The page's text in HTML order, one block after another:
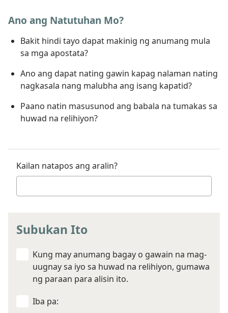
Ano ang Natutuhan Mo?
Bakit hindi tayo dapat makinig ng anumang mula
sa mga apostata?
Ano ang dapat nating gawin kapag nalaman nating
nagkasala nang malubha ang isang kapatid?
Paano natin masusunod ang babala na tumakas sa
huwad na relihiyon?
Kailan natapos ang aralin?
Subukan Ito
Kung may anumang bagay o gawain na mag-
uugnay sa iyo sa huwad na relihiyon, gumawa
ng paraan para alisin ito.
Iba pa: